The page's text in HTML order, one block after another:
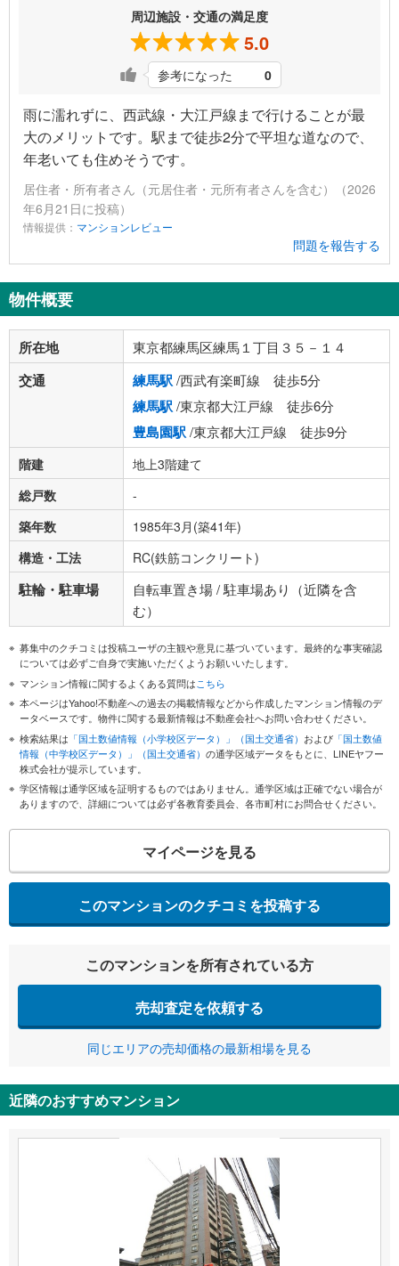
周辺施設・交通の満足度
5.0
参考になった 0
雨に濡れずに、西武線・大江戸線まで行けることが最
大のメリットです。駅まで徒歩2分で平坦な道なので、
年老いても住めそうです。
居住者・所有者さん（元居住者・元所有者さんを含む）（2026
年6月21日に投稿）
情報提供： マンションレビュー
問題を報告する
物件概要
所在地 東京都練馬区練馬１丁目３５－１４
交通 練馬駅/西武有楽町線 徒歩5分
練馬駅/東京都大江戸線 徒歩6分
豊島園駅/東京都大江戸線 徒歩9分
階建
地上3階建て
総戸数
-
築年数
1985年3月(築41年)
構造・工法
RC(鉄筋コンクリート)
駐輪・駐車場
自転車置き場 / 駐車場あり（近隣を含
む）
募集中のクチコミは投稿ユーザの主観や意見に基づいています。最終的な事実確認
については必ずご自身で実施いただくようお願いいたします。
マンション情報に関するよくある質問はこちら
本ページはYahoo!不動産への過去の掲載情報などから作成したマンション情報のデ
ータベースです。物件に関する最新情報は不動産会社へお問い合わせください。
検索結果は 「国土数値情報（小学校区データ）」（国土交通省） および 「国土数値
情報（中学校区データ）」（国土交通省） の通学区域データをもとに、LINEヤフー
株式会社が提示しています。
学区情報は通学区域を証明するものではありません。通学区域は正確でない場合が
ありますので、詳細については必ず各教育委員会、各市町村にお問合せください。
マイページを見る
このマンションのクチコミを投稿する
このマンションを所有されている方
売却査定を依頼する
同じエリアの売却価格の最新相場を見る
近隣のおすすめマンション